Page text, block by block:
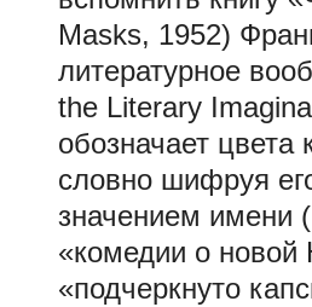
Masks, 1952)
литературное
the Literary
обозначает
словно шифруя
значением имени
«комедии о
«подчеркнуто